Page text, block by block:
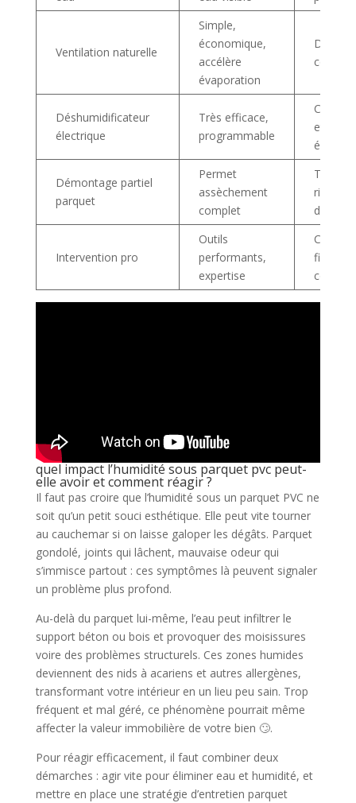
Ventilation naturelle
Simple,
économique,
accélère
évaporation
Déshumidificateur
électrique
Très efficace,
programmable
Coût de
et
Démontage partiel
parquet
Permet
assèchement
complet
Travail
risque
Intervention pro
Outils
performants,
expertise
Coût
quel impact l’humidité sous parquet pvc peut-
elle avoir et comment réagir ?
Il faut pas croire que l’humidité sous un parquet PVC ne
soit qu’un petit souci esthétique. Elle peut vite tourner
au cauchemar si on laisse galoper les dégâts. Parquet
gondolé, joints qui lâchent, mauvaise odeur qui
s’immisce partout : ces symptômes là peuvent signaler
un problème plus profond.
Au-delà du parquet lui-même, l’eau peut infiltrer le
support béton ou bois et provoquer des moisissures
voire des problèmes structurels. Ces zones humides
deviennent des nids à acariens et autres allergènes,
transformant votre intérieur en un lieu peu sain. Trop
fréquent et mal géré, ce phénomène pourrait même
affecter la valeur immobilière de votre bien 🙄.
Pour réagir efficacement, il faut combiner deux
démarches : agir vite pour éliminer eau et humidité, et
mettre en place une stratégie d’entretien parquet